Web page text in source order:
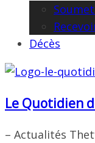
Décès
Le Quotidien
– Actualités